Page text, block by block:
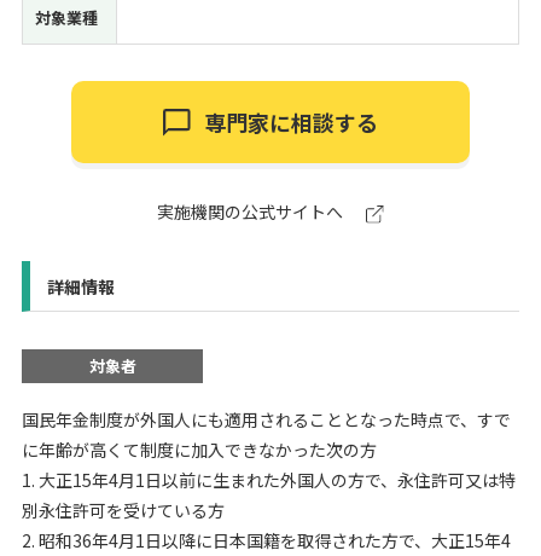
検索
対象業種
専門家に相談する
実施機関の公式サイトへ
詳細情報
対象者
国民年金制度が外国人にも適用されることとなった時点で、すで
に年齢が高くて制度に加入できなかった次の方
1. 大正15年4月1日以前に生まれた外国人の方で、永住許可又は特
別永住許可を受けている方
2. 昭和36年4月1日以降に日本国籍を取得された方で、大正15年4